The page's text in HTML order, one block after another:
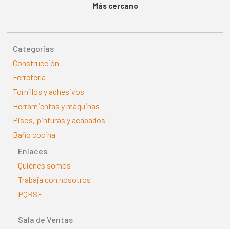
Más cercano
Categorías
Construcción
Ferretería
Tornillos y adhesivos
Herramientas y máquinas
Pisos, pinturas y acabados
Baño cocina
Enlaces
Quiénes somos
Trabaja con nosotros
PQRSF
Sala de Ventas